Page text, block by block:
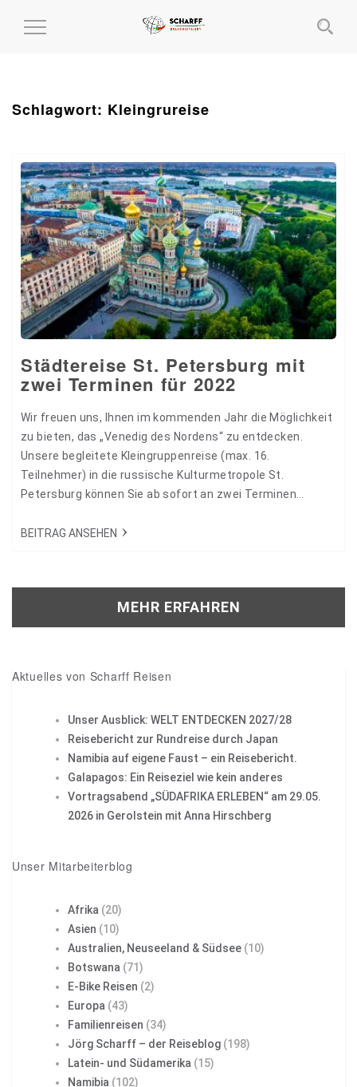
MENÜ
Schlagwort: Kleingrureise
Städtereise St. Petersburg mit
zwei Terminen für 2022
Wir freuen uns, Ihnen im kommenden Jahr die Möglichkeit
zu bieten, das „Venedig des Nordens“ zu entdecken.
Unsere begleitete Kleingruppenreise (max. 16.
Teilnehmer) in die russische Kulturmetropole St.
Petersburg können Sie ab sofort an zwei Terminen
BEITRAG ANSEHEN
MEHR ERFAHREN
Aktuelles von Scharff Reisen
Unser Ausblick: WELT ENTDECKEN 2027/28
Reisebericht zur Rundreise durch Japan
Namibia auf eigene Faust – ein Reisebericht.
Galapagos: Ein Reiseziel wie kein anderes
Vortragsabend „SÜDAFRIKA ERLEBEN“ am 29.05.
2026 in Gerolstein mit Anna Hirschberg
Unser Mitarbeiterblog
Afrika (20)
Asien (10)
Australien, Neuseeland & Südsee (10)
Botswana (71)
E-Bike Reisen (2)
Europa (43)
Familienreisen (34)
Jörg Scharff – der Reiseblog (198)
Latein- und Südamerika (15)
Namibia (102)